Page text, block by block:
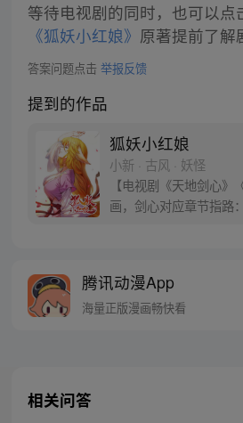
等待电视剧的同时，也可以点
《狐妖小红娘》 原著提前了解
答案问题点击 举报反馈
提到的作品
狐妖小红娘
小新 · 古风 · 妖怪
【电视剧《天地剑心》
画，剑心对应章节指路
腾讯动漫App
海量正版漫画畅快看
相关问答